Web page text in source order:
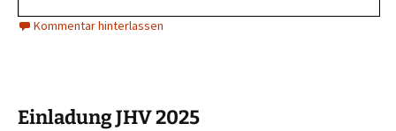
Kommentar hinterlassen
Einladung JHV 2025